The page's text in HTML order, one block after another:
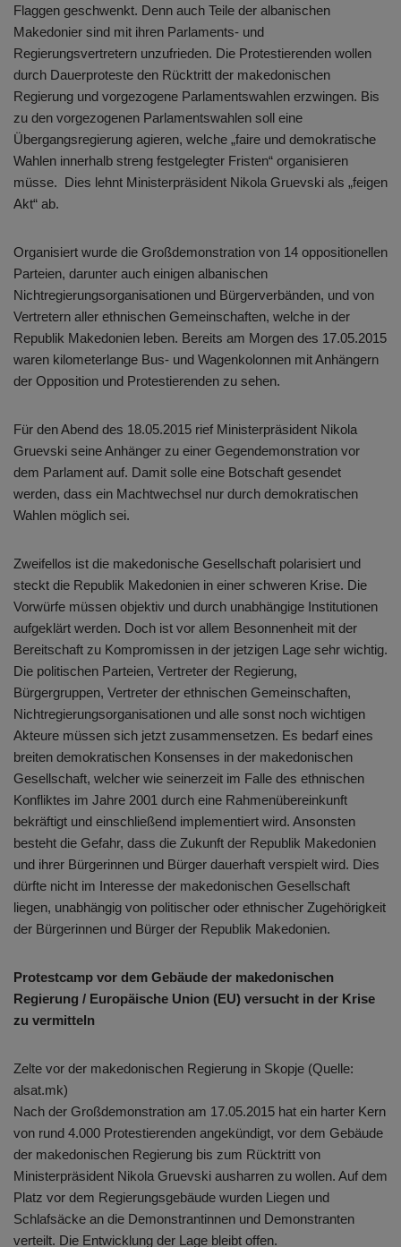
Flaggen geschwenkt. Denn auch Teile der albanischen
Makedonier sind mit ihren Parlaments- und
Regierungsvertretern unzufrieden. Die Protestierenden wollen
durch Dauerproteste den Rücktritt der makedonischen
Regierung und vorgezogene Parlamentswahlen erzwingen. Bis
zu den vorgezogenen Parlamentswahlen soll eine
Übergangsregierung agieren, welche „faire und demokratische
Wahlen innerhalb streng festgelegter Fristen“ organisieren
müsse. Dies lehnt Ministerpräsident Nikola Gruevski als „feigen
Akt“ ab.
Organisiert wurde die Großdemonstration von 14 oppositionellen
Parteien, darunter auch einigen albanischen
Nichtregierungsorganisationen und Bürgerverbänden, und von
Vertretern aller ethnischen Gemeinschaften, welche in der
Republik Makedonien leben. Bereits am Morgen des 17.05.2015
waren kilometerlange Bus- und Wagenkolonnen mit Anhängern
der Opposition und Protestierenden zu sehen.
Für den Abend des 18.05.2015 rief Ministerpräsident Nikola
Gruevski seine Anhänger zu einer Gegendemonstration vor
dem Parlament auf. Damit solle eine Botschaft gesendet
werden, dass ein Machtwechsel nur durch demokratischen
Wahlen möglich sei.
Zweifellos ist die makedonische Gesellschaft polarisiert und
steckt die Republik Makedonien in einer schweren Krise. Die
Vorwürfe müssen objektiv und durch unabhängige Institutionen
aufgeklärt werden. Doch ist vor allem Besonnenheit mit der
Bereitschaft zu Kompromissen in der jetzigen Lage sehr wichtig.
Die politischen Parteien, Vertreter der Regierung,
Bürgergruppen, Vertreter der ethnischen Gemeinschaften,
Nichtregierungsorganisationen und alle sonst noch wichtigen
Akteure müssen sich jetzt zusammensetzen. Es bedarf eines
breiten demokratischen Konsenses in der makedonischen
Gesellschaft, welcher wie seinerzeit im Falle des ethnischen
Konfliktes im Jahre 2001 durch eine Rahmenübereinkunft
bekräftigt und einschließend implementiert wird. Ansonsten
besteht die Gefahr, dass die Zukunft der Republik Makedonien
und ihrer Bürgerinnen und Bürger dauerhaft verspielt wird. Dies
dürfte nicht im Interesse der makedonischen Gesellschaft
liegen, unabhängig von politischer oder ethnischer Zugehörigkeit
der Bürgerinnen und Bürger der Republik Makedonien.
Protestcamp vor dem Gebäude der makedonischen
Regierung / Europäische Union (EU) versucht in der Krise
zu vermitteln
Zelte vor der makedonischen Regierung in Skopje (Quelle:
alsat.mk)
Nach der Großdemonstration am 17.05.2015 hat ein harter Kern
von rund 4.000 Protestierenden angekündigt, vor dem Gebäude
der makedonischen Regierung bis zum Rücktritt von
Ministerpräsident Nikola Gruevski ausharren zu wollen. Auf dem
Platz vor dem Regierungsgebäude wurden Liegen und
Schlafsäcke an die Demonstrantinnen und Demonstranten
verteilt. Die Entwicklung der Lage bleibt offen.